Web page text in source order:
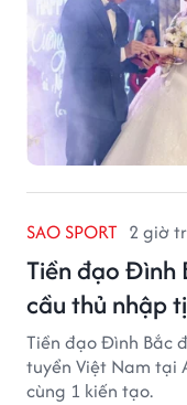
SAO SPORT 2 giờ
Tiền đạo Đình
cầu thủ nhập
Tiền đạo Đình Bắc
tuyển Việt Nam tại
cùng 1 kiến tạo.